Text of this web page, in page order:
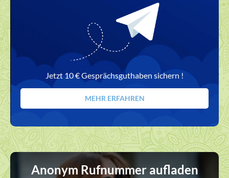
Jetzt 10 € Gesprächsguthaben sichern !
MEHR ERFAHREN
Anonym Rufnummer aufladen